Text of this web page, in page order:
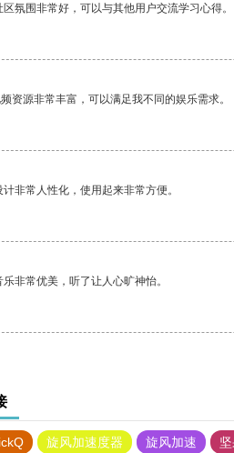
氛围非常好，可以与其他用户交流学习心得。
资源非常丰富，可以满足我不同的娱乐需求。
非常人性化，使用起来非常方便。
非常优美，听了让人心旷神怡。
旋风加速度器 旋风加速